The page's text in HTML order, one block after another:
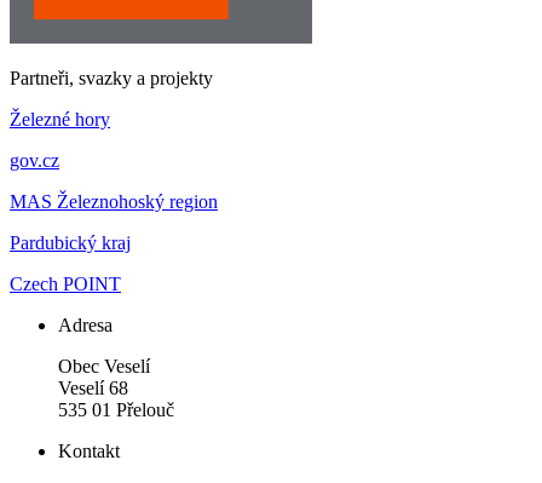
Partneři, svazky a projekty
Železné hory
gov.cz
MAS Železnohoský region
Pardubický kraj
Czech POINT
Adresa
Obec Veselí
Veselí 68
535 01 Přelouč
Kontakt